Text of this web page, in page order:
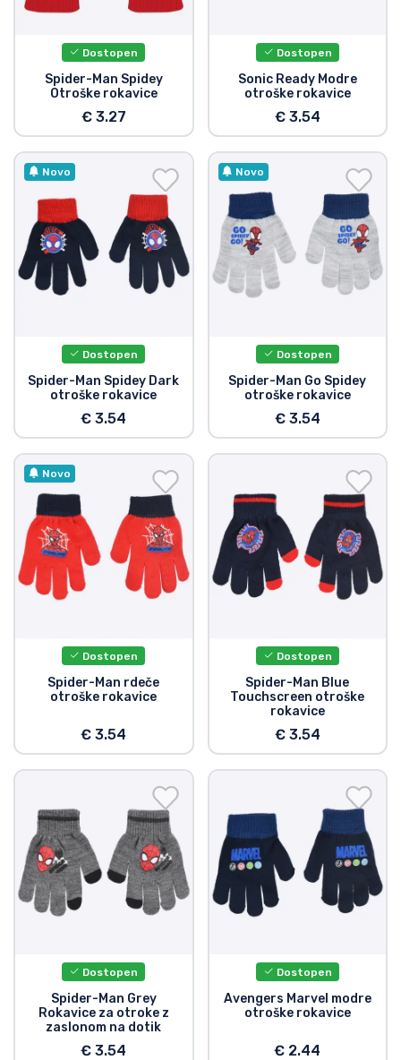
Dostopen
Spider-Man Spidey
Otroške rokavice
€ 3.27
Dostopen
Sonic Ready Modre
otroške rokavice
€ 3.54
Novo
Dostopen
Spider-Man Spidey Dark
otroške rokavice
€ 3.54
Novo
Dostopen
Spider-Man Go Spidey
otroške rokavice
€ 3.54
Novo
Dostopen
Spider-Man rdeče
otroške rokavice
€ 3.54
Dostopen
Spider-Man Blue
Touchscreen otroške
rokavice
€ 3.54
Dostopen
Spider-Man Grey
Rokavice za otroke z
zaslonom na dotik
€ 3.54
Dostopen
Avengers Marvel modre
otroške rokavice
€ 2.44
Dostava in plačilo
Tv serijske izdelki
Filmske izdelki
Risani izdelki
Anime izdelki
Gamer izdelki
Glasbene izdelki
Vrste izdelkov
Blagovne znamke